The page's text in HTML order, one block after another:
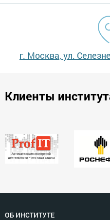
г. Москва, ул.
Клиенты
ОБ ИНСТИТУТЕ